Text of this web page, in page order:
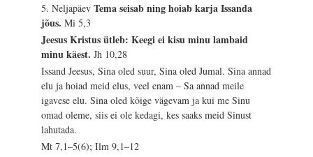
5. NeljapäevTema seisab ning hoiab karja Issanda
jõus.Mi 5,3
Jeesus Kristus ütleb: Keegi ei kisu minu lambaid
minu käest.Jh 10,28
Issand Jeesus, Sina oled suur, Sina oled Jumal. Sina annad
elu ja hoiad meid elus, veel enam – Sa annad meile
igavese elu. Sina oled kõige vägevam ja kui me Sinu
omad oleme, siis ei ole kedagi, kes saaks meid Sinust
lahutada.
Mt 7,1–5(6); Ilm 9,1–12